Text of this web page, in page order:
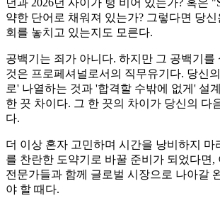
년과 2026년 사이가 텅 비어 있는가? 혹은
약한 단어로 채워져 있는가? 그렇다면 당신
회를 놓치고 있는지도 모른다.
공백기는 죄가 아니다. 하지만 그 공백기를
것은 프로페셔널로서의 직무유기다. 당신
로' 나열하는 것과 '합격할 수밖에 없게' 설
한 끗 차이다. 그 한 끗의 차이가 당신의 다
다.
더 이상 혼자 고민하며 시간을 낭비하지 마
를 찬란한 도약기로 바꿀 준비가 되었다면,
전문가들과 함께 글로벌 시장으로 나아갈
야 할 때다.